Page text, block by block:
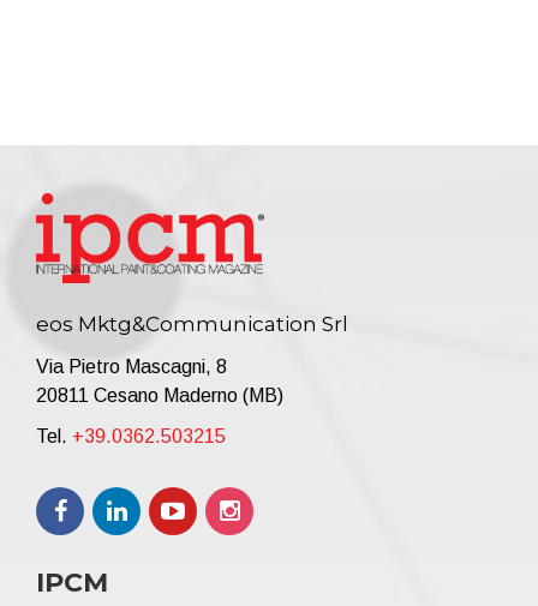
eos Mktg&Communication Srl
Via Pietro Mascagni, 8
20811 Cesano Maderno (MB)
Tel. +39.0362.503215
IPCM